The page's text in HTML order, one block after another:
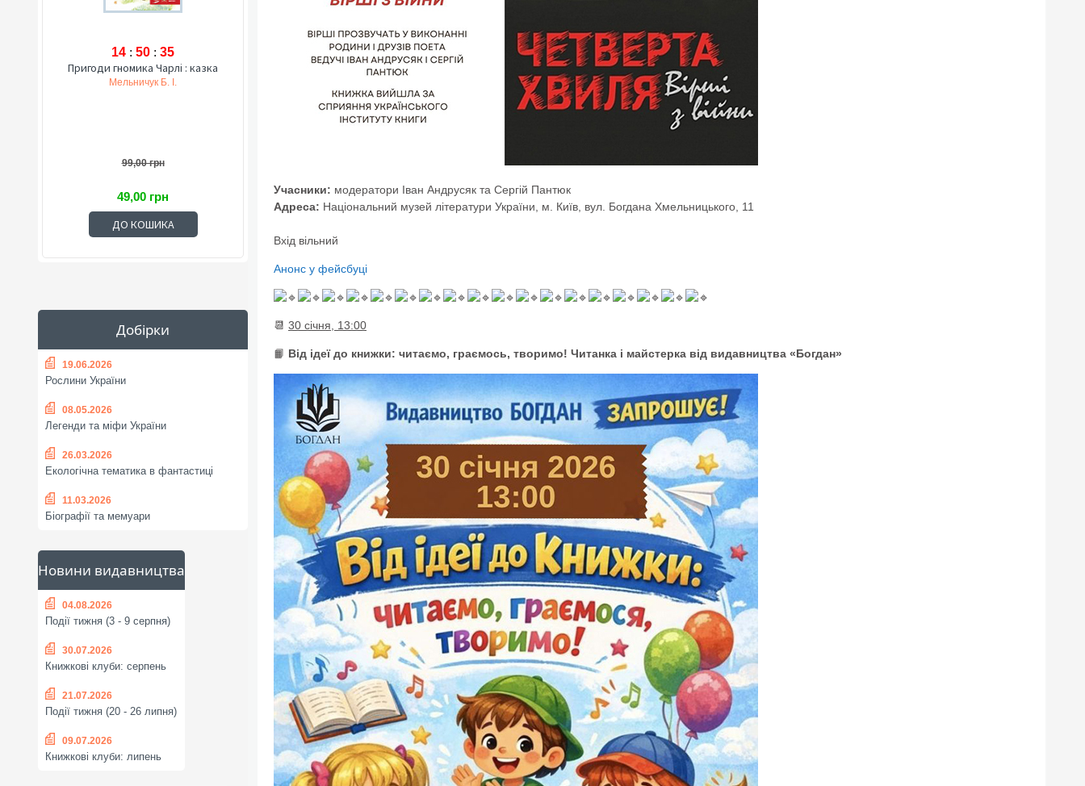
14 : 50 : 34
Пригоди гномика Чарлі : казка
Мельничук Б. І.
99,00 грн
49,00 грн
ДО КОШИКА
Добірки
19.06.2026
Рослини України
08.05.2026
Легенди та міфи України
26.03.2026
Екологічна тематика в фантастиці
11.03.2026
Біографії та мемуари
Новини видавництва
04.08.2026
Події тижня (3 - 9 серпня)
30.07.2026
Книжкові клуби: серпень
21.07.2026
Події тижня (20 - 26 липня)
09.07.2026
Книжкові клуби: липень
Учасники: модератори Іван Андрусяк та Сергій Пантюк
Адреса: Національний музей літератури України, м. Київ, вул. Богдана Хмельницького, 11
Вхід вільний
Анонс у фейсбуці
📆 30 січня, 13:00
📙 Від ідеї до книжки: читаємо, граємось, творимо! Читанка і майстерка від видавництва «Богдан»